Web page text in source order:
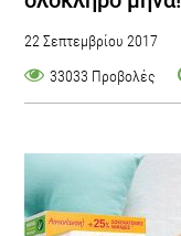
22 Σεπτεμβρίου 2017
33033 Προβολές